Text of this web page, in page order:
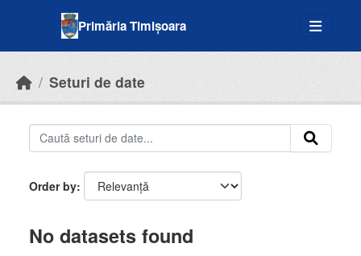
Primăria Timișoara
Seturi de date
Order by
No datasets found